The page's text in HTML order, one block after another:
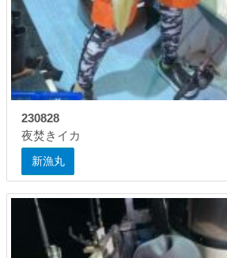
230828
夜焚きイカ
新漁丸